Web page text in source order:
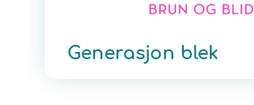
Generasjon blek